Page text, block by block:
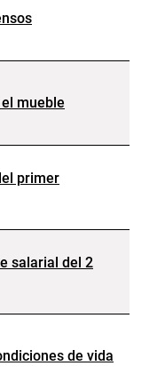
mueble
primer
salarial del 2
de vida